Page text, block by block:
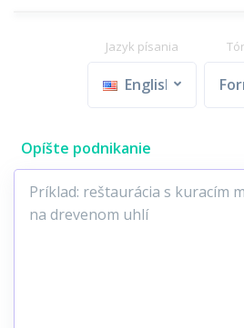
Jazyk písania
English
Opíšte podnikanie